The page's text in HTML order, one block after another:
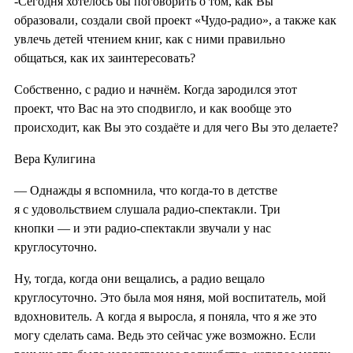
образовали, создали свой проект «Чудо-радио», а также как
увлечь детей чтением книг, как с ними правильно
общаться, как их заинтересовать?
Собственно, с радио и начнём. Когда зародился этот
проект, что Вас на это сподвигло, и как вообще это
происходит, как Вы это создаёте и для чего Вы это делаете?
Вера Кулигина
— Однажды я вспомнила, что когда-то в детстве
я с удовольствием слушала радио-спектакли. Три
кнопки — и эти радио-спектакли звучали у нас
круглосуточно.
Ну, тогда, когда они вещались, а радио вещало
круглосуточно. Это была моя няня, мой воспитатель, мой
вдохновитель. А когда я выросла, я поняла, что я же это
могу сделать сама. Ведь это сейчас уже возможно. Если